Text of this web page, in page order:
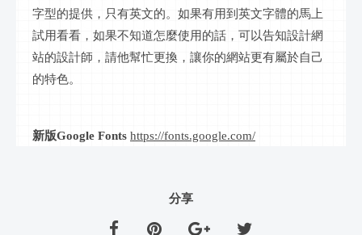
字型的提供，只有英文的。如果有用到英文字體的馬上
試用看看，如果不知道怎麼使用的話，可以告知設計網
站的設計師，請他幫忙更換，讓你的網站更有屬於自己
的特色。
新版Google Fonts https://fonts.google.com/
分享